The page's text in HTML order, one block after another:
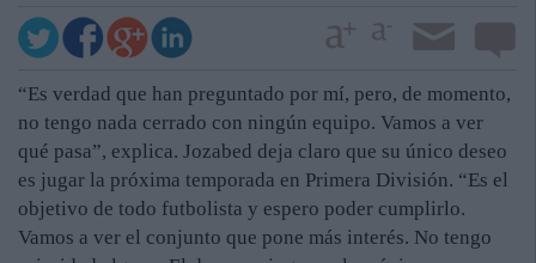
“Es verdad que han preguntado por mí, pero, de momento,
no tengo nada cerrado con ningún equipo. Vamos a ver
qué pasa”, explica. Jozabed deja claro que su único deseo
es jugar la próxima temporada en Primera División. “Es el
objetivo de todo futbolista y espero poder cumplirlo.
Vamos a ver el conjunto que pone más interés. No tengo